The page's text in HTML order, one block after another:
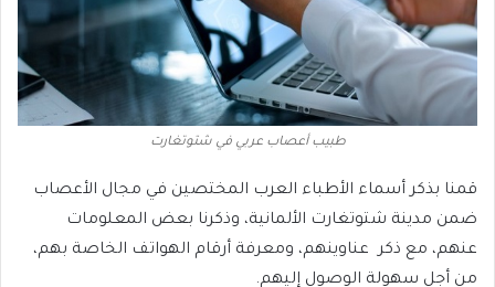
طبيب أعصاب عربي في شتوتغارت
قمنا بذكر أسماء الأطباء العرب المختصين في مجال الأعصاب
ضمن مدينة شتوتغارت الألمانية، وذكرنا بعض المعلومات
عنهم، مع ذكر عناوينهم، ومعرفة أرقام الهواتف الخاصة بهم،
من أجل سهولة الوصول إليهم.